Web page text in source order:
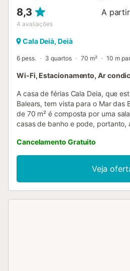
8,3
4 avaliações
A
Cala Deià, Deià
6 pess. 3 quartos 70 m² 10 m
Wi-Fi, Estacionamento, Ar
A casa de férias Cala Deia, que
Balears, tem vista para o Mar das
de 70 m² é composta por uma
casas de banho e pode, portanto,
ar condicionado, uma máquina de
máquina de secar roupa. Um
também estão disponíveis. Este
toalhas. Esta propriedade dispõe
privada com um terraço aberto,
Cancelamento Gratuito
Veja